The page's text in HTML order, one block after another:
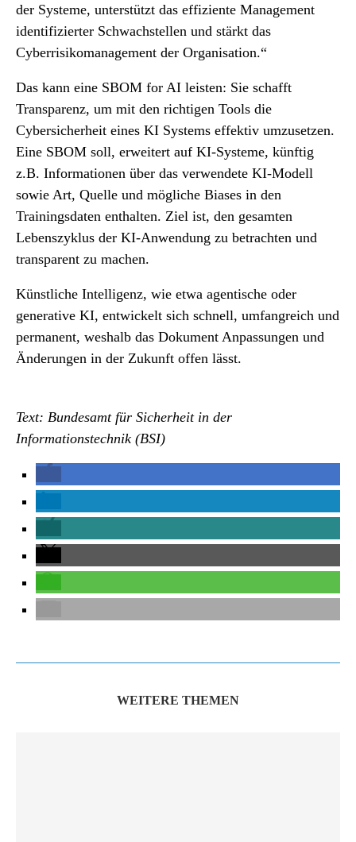
der Systeme, unterstützt das effiziente Management
identifizierter Schwachstellen und stärkt das
Cyberrisikomanagement der Organisation.“
Das kann eine SBOM for AI leisten: Sie schafft
Transparenz, um mit den richtigen Tools die
Cybersicherheit eines KI Systems effektiv umzusetzen.
Eine SBOM soll, erweitert auf KI-Systeme, künftig
z.B. Informationen über das verwendete KI-Modell
sowie Art, Quelle und mögliche Biases in den
Trainingsdaten enthalten. Ziel ist, den gesamten
Lebenszyklus der KI-Anwendung zu betrachten und
transparent zu machen.
Künstliche Intelligenz, wie etwa agentische oder
generative KI, entwickelt sich schnell, umfangreich und
permanent, weshalb das Dokument Anpassungen und
Änderungen in der Zukunft offen lässt.
Text: Bundesamt für Sicherheit in der
Informationstechnik (BSI)
WEITERE THEMEN